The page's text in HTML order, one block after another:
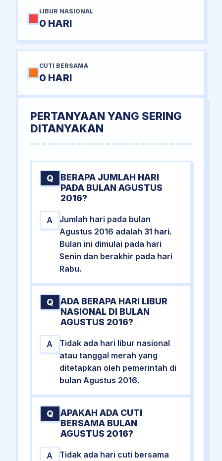
LIBUR NASIONAL
0 HARI
CUTI BERSAMA
0 HARI
PERTANYAAN YANG SERING
DITANYAKAN
Q
BERAPA JUMLAH HARI
PADA BULAN AGUSTUS
2016?
A
Jumlah hari pada bulan
Agustus 2016 adalah 31 hari.
Bulan ini dimulai pada hari
Senin dan berakhir pada hari
Rabu.
Q
ADA BERAPA HARI LIBUR
NASIONAL DI BULAN
AGUSTUS 2016?
A
Tidak ada hari libur nasional
atau tanggal merah yang
ditetapkan oleh pemerintah di
bulan Agustus 2016.
Q
APAKAH ADA CUTI
BERSAMA BULAN
AGUSTUS 2016?
A
Tidak ada hari cuti bersama